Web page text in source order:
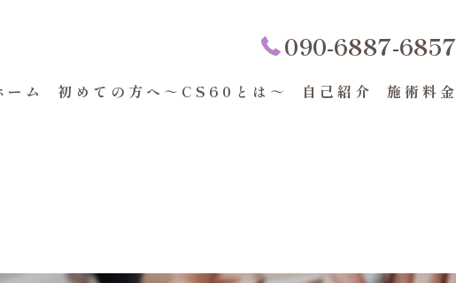
090-6887-6857
ーム 初めての方へ～CS60とは～ 自己紹介 施術料金